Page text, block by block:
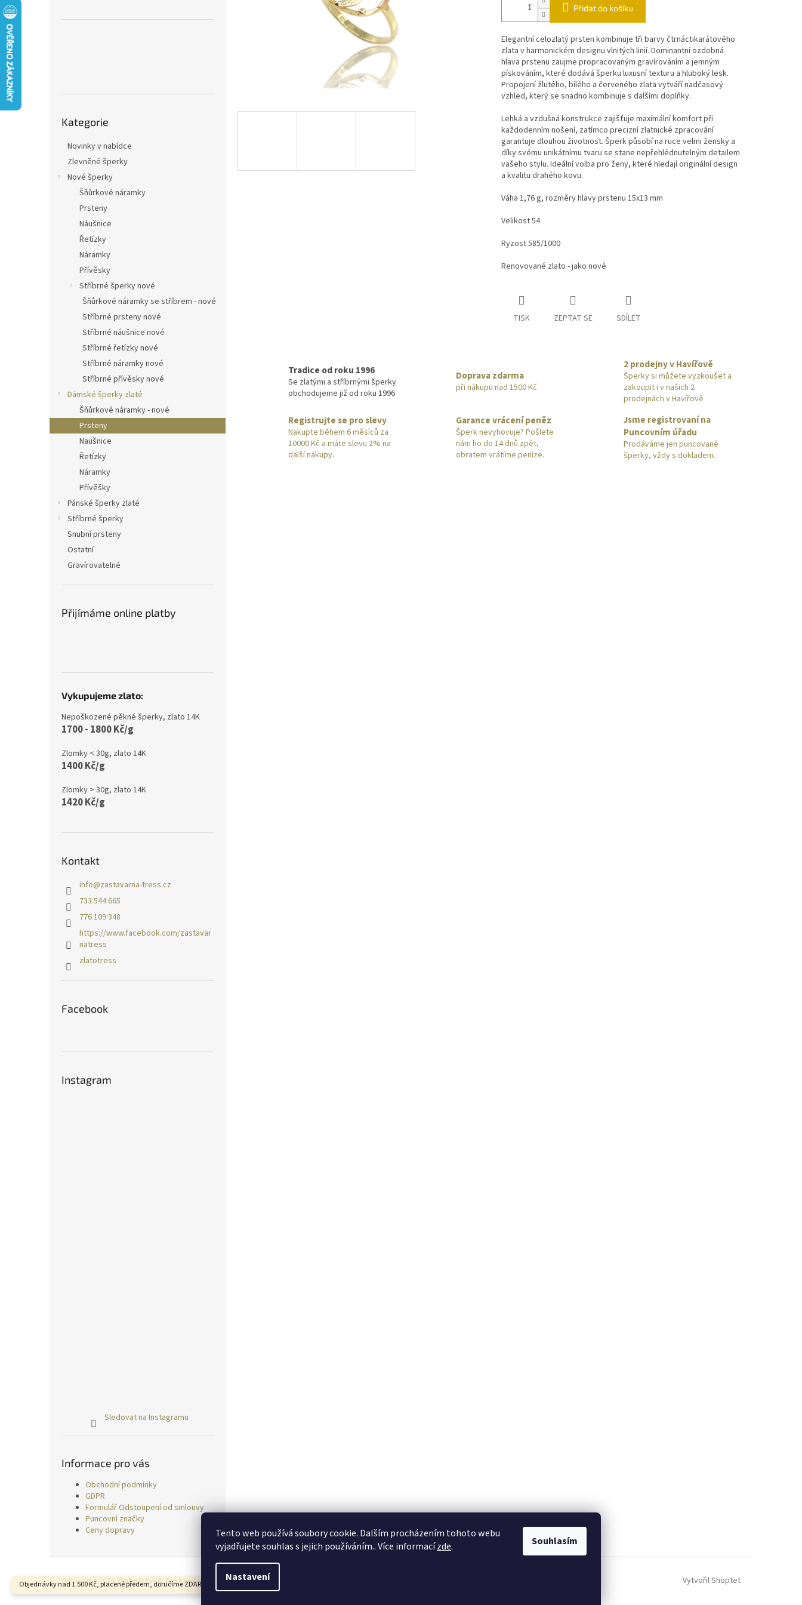
Tento web používá soubory cookie. Dalším procházením tohoto webu
vyjadřujete souhlas s jejich používáním.. Více informacízde.
Nastavení
Souhlasím
Objednávky nad 1.500 Kč, placené předem, doručíme ZDARMA.
kategorie
Kategorie
Novinky v nabídce
Zlevněné šperky
Nové šperky
Šňůrkové náramky
Prsteny
Náušnice
Řetízky
Náramky
Přívěsky
Stříbrné šperky nové
Šňůrkové náramky se stříbrem - nové
Stříbrné prsteny nové
Stříbrné náušnice nové
Stříbrné řetízky nové
Stříbrné náramky nové
Stříbrné přívěsky nové
Dámské šperky zlaté
Šňůrkové náramky - nové
Prsteny
Naušnice
Řetízky
Náramky
Přívěšky
Pánské šperky zlaté
Stříbrné šperky
Snubní prsteny
Ostatní
Gravírovatelné
Přijímáme online platby
Vykupujeme zlato:
Nepoškozené pěkné šperky, zlato 14K
1700 - 1800 Kč/g
Zlomky < 30g, zlato 14K
1400 Kč/g
Zlomky > 30g, zlato 14K
1420 Kč/g
Kontakt
info@zastavarna-tress.cz
733 544 665
776 109 348
https://www.facebook.com/zastavar
natress
zlatotress
Facebook
Instagram
Sledovat na Instagramu
Informace pro vás
Obchodní podmínky
GDPR
Formulář Odstoupení od smlouvy
Puncovní značky
Ceny dopravy
Přidat do košíku
Elegantní celozlatý prsten kombinuje tři barvy čtrnáctikarátového
zlata v harmonickém designu vlnitých linií. Dominantní ozdobná
hlava prstenu zaujme propracovaným gravírováním a jemným
pískováním, které dodává šperku luxusní texturu a hluboký lesk.
Propojení žlutého, bílého a červeného zlata vytváří nadčasový
vzhled, který se snadno kombinuje s dalšími doplňky.
Lehká a vzdušná konstrukce zajišťuje maximální komfort při
každodenním nošení, zatímco precizní zlatnické zpracování
garantuje dlouhou životnost. Šperk působí na ruce velmi žensky a
díky svému unikátnímu tvaru se stane nepřehlédnutelným detailem
vašeho stylu. Ideální volba pro ženy, které hledají originální design
a kvalitu drahého kovu.
Váha 1,76 g, rozměry hlavy prstenu 15x13 mm
Velikost 54
Ryzost 585/1000
Renovované zlato - jako nové
TISK ZEPTAT SE SDÍLET
Tradice od roku 1996
Se zlatými a stříbrnými šperky
obchodujeme již od roku 1996
Doprava zdarma
při nákupu nad 1500 Kč
2 prodejny v Havířově
Šperky si můžete vyzkoušet a
zakoupit i v našich 2
prodejnách v Havířově
Registrujte se pro slevy
Nakupte během 6 měsíců za
10000 Kč a máte slevu 2% na
další nákupy.
Garance vrácení peněz
Šperk nevyhovuje? Pošlete
nám ho do 14 dnů zpět,
obratem vrátíme peníze.
Jsme registrovaní na
Puncovním úřadu
Prodáváme jen puncované
šperky, vždy s dokladem.
Vytvořil Shoptet
Copyright 2026Zlatnictví & Zastavárna TRESS. Všechna práva vyhrazena.